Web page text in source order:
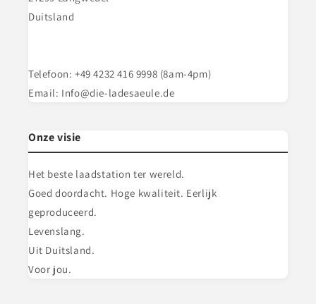
Duitsland
Telefoon: +49 4232 416 9998 (8am-4pm)
Email: Info@die-ladesaeule.de
Onze visie
Het beste laadstation ter wereld.
Goed doordacht. Hoge kwaliteit. Eerlijk
geproduceerd.
Levenslang.
Uit Duitsland.
Voor jou.